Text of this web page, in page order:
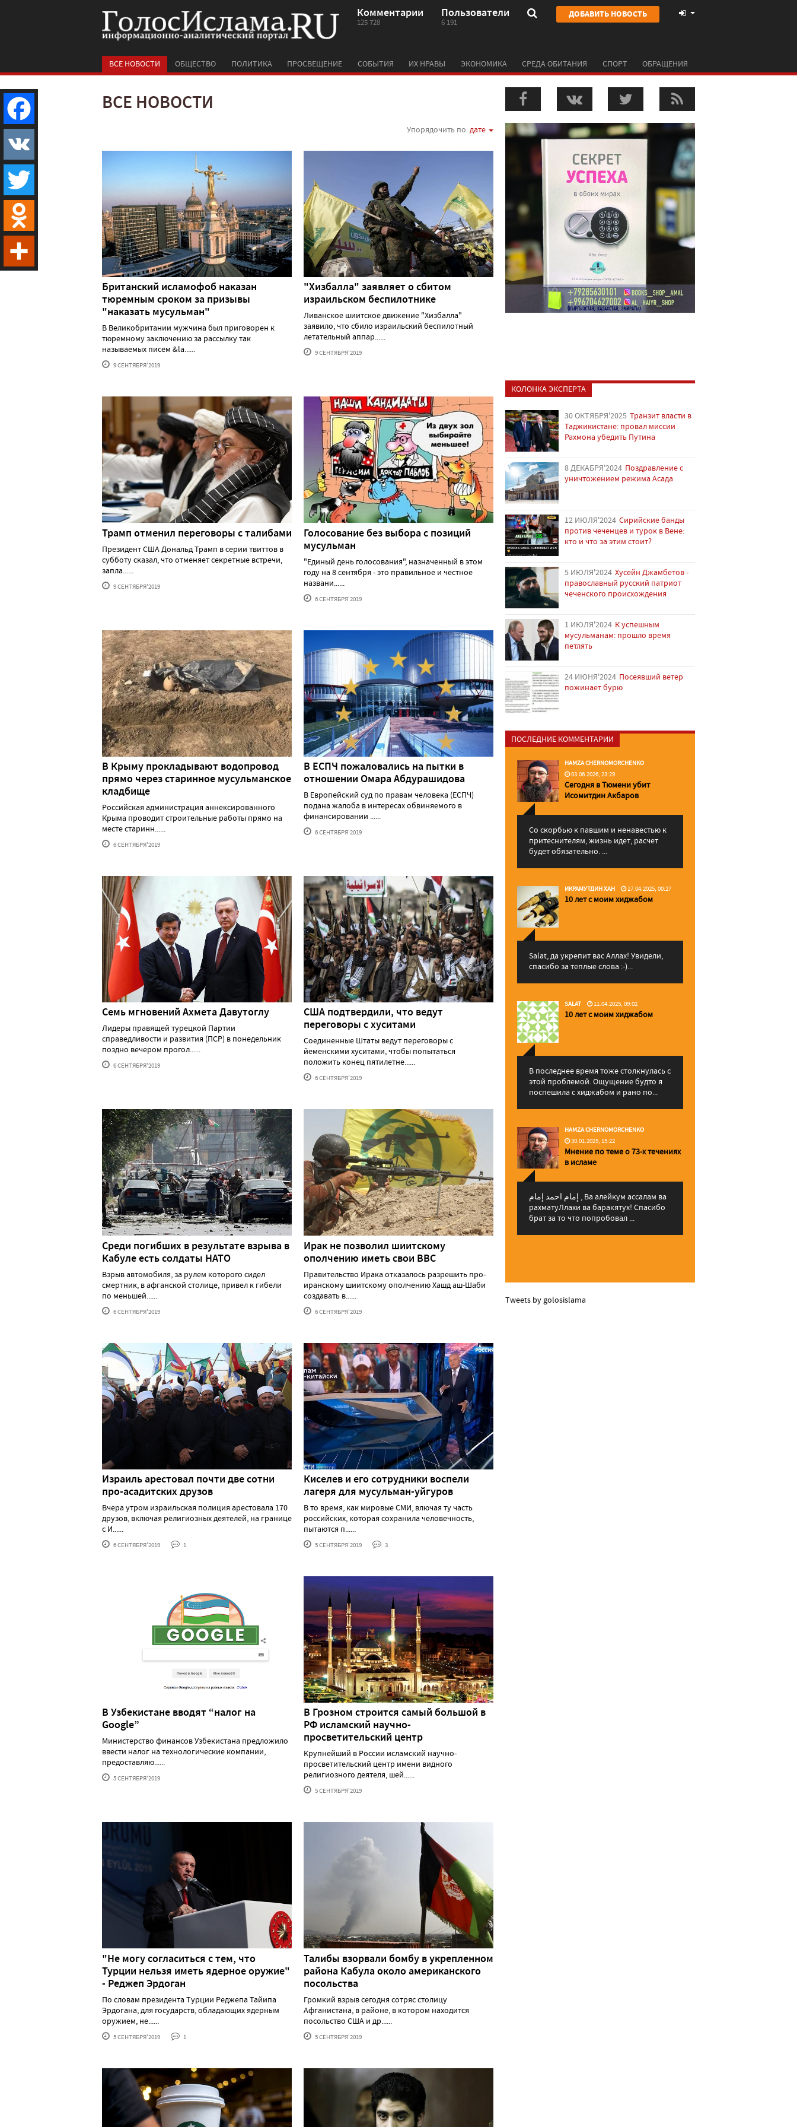
Комментарии
125 728
Пользователи
6 191
ДОБАВИТЬ НОВОСТЬ
ВСЕ НОВОСТИ ОБЩЕСТВО ПОЛИТИКА ПРОСВЕЩЕНИЕ СОБЫТИЯ ИХ НРАВЫ ЭКОНОМИКА СРЕДА ОБИТАНИЯ СПОРТ ОБРАЩЕНИЯ
ВСЕ НОВОСТИ
Упорядочить по:дате
Британский исламофоб наказан
тюремным сроком за призывы
"наказать мусульман"
В Великобритании мужчина был приговорен к
тюремному заключению за рассылку так
называемых писем &la......
9 СЕНТЯБРЯ'2019
"Хизбалла" заявляет о сбитом
израильском беспилотнике
Ливанское шиитское движение "Хизбалла"
заявило, что сбило израильский беспилотный
летательный аппар......
9 СЕНТЯБРЯ'2019
Трамп отменил переговоры с талибами
Президент США Дональд Трамп в серии твиттов в
субботу сказал, что отменяет секретные встречи,
запла......
9 СЕНТЯБРЯ'2019
Голосование без выбора с позиций
мусульман
"Единый день голосования", назначенный в этом
году на 8 сентября - это правильное и честное
названи......
6 СЕНТЯБРЯ'2019
В Крыму прокладывают водопровод
прямо через старинное мусульманское
кладбище
Российская администрация аннексированного
Крыма проводит строительные работы прямо на
месте старинн......
6 СЕНТЯБРЯ'2019
В ЕСПЧ пожаловались на пытки в
отношении Омара Абдурашидова
В Европейский суд по правам человека (ЕСПЧ)
подана жалоба в интересах обвиняемого в
финансировании ......
6 СЕНТЯБРЯ'2019
Семь мгновений Ахмета Давутоглу
Лидеры правящей турецкой Партии
справедливости и развития (ПСР) в понедельник
поздно вечером прогол......
6 СЕНТЯБРЯ'2019
США подтвердили, что ведут
переговоры с хуситами
Соединенные Штаты ведут переговоры с
йеменскими хуситами, чтобы попытаться
положить конец пятилетне......
6 СЕНТЯБРЯ'2019
Среди погибших в результате взрыва в
Кабуле есть солдаты НАТО
Взрыв автомобиля, за рулем которого сидел
смертник, в афганской столице, привел к гибели
по меньшей......
6 СЕНТЯБРЯ'2019
Ирак не позволил шиитскому
ополчению иметь свои ВВС
Правительство Ирака отказалось разрешить про-
иранскому шиитскому ополчению Хашд аш-Шаби
создавать в......
6 СЕНТЯБРЯ'2019
Израиль арестовал почти две сотни
про-асадитских друзов
Вчера утром израильская полиция арестовала 170
друзов, включая религиозных деятелей, на границе
с И......
6 СЕНТЯБРЯ'2019 1
Киселев и его сотрудники воспели
лагеря для мусульман-уйгуров
В то время, как мировые СМИ, влючая ту часть
российских, которая сохранила человечность,
пытаются п......
5 СЕНТЯБРЯ'2019 3
В Узбекистане вводят “налог на
Google”
Министерство финансов Узбекистана предложило
ввести налог на технологические компании,
предоставляю......
5 СЕНТЯБРЯ'2019
В Грозном строится самый большой в
РФ исламский научно-
просветительский центр
Крупнейший в России исламский научно-
просветительский центр имени видного
религиозного деятеля, шей......
5 СЕНТЯБРЯ'2019
"Не могу согласиться с тем, что
Турции нельзя иметь ядерное оружие"
- Реджеп Эрдоган
По словам президента Турции Реджепа Тайипа
Эрдогана, для государств, обладающих ядерным
оружием, не......
5 СЕНТЯБРЯ'2019 1
Талибы взорвали бомбу в укрепленном
района Кабула около американского
посольства
Громкий взрыв сегодня сотряс столицу
Афганистана, в районе, в котором находится
посольство США и др......
5 СЕНТЯБРЯ'2019
КОЛОНКА ЭКСПЕРТА
30 ОКТЯБРЯ'2025 Транзит власти в
Таджикистане: провал миссии
Рахмона убедить Путина
8 ДЕКАБРЯ'2024 Поздравление с
уничтожением режима Асада
12 ИЮЛЯ'2024 Сирийские банды
против чеченцев и турок в Вене:
кто и что за этим стоит?
5 ИЮЛЯ'2024 Хусейн Джамбетов -
православный русский патриот
чеченского происхождения
1 ИЮЛЯ'2024 К успешным
мусульманам: прошло время
петлять
24 ИЮНЯ'2024 Посеявший ветер
пожинает бурю
ПОСЛЕДНИЕ КОММЕНТАРИИ
HAMZA CHERNOMORCHENKO
03.06.2026, 23:29
Сегодня в Тюмени убит
Исомитдин Акбаров
Со скорбью к павшим и ненавестью к
притеснителям, жизнь идет, расчет
будет обязательно. ...
ИКРАМУТДИН ХАН 17.04.2025, 00:27
10 лет с моим хиджабом
Salat, да укрепит вас Аллаx! Увидели,
спасибо за теплые слова :-)...
SALAT 11.04.2025, 09:02
10 лет с моим хиджабом
В последнее время тоже столкнулась с
этой проблемой. Ощущение будто я
поспешила с хиджабом и рано по...
HAMZA CHERNOMORCHENKO
30.01.2025, 15:22
Мнение по теме о 73-х течениях
в исламе
إمام احمد إمام , Ва алейкум ассалам ва
рахматуЛлахи ва баракятух! Спасибо
брат за то что попробовал ...
Tweets by golosislama
Facebook
VK
Twitter
Odnoklassniki